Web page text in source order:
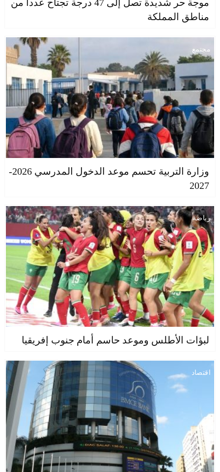
موجة حر شديدة تصل إلى 47 درجة تجتاح عددا من
مناطق المملكة
مجتمع
وزارة التربية تحسم موعد الدخول المدرسي 2026-
2027
رياضة
لبؤات الأطلس وموعد حاسم أمام جنوب إفريقيا
اقتصاد